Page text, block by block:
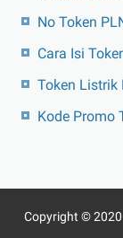
No Token
Cara Isi
Token Listrik
Kode Promo
Copyright © 2020